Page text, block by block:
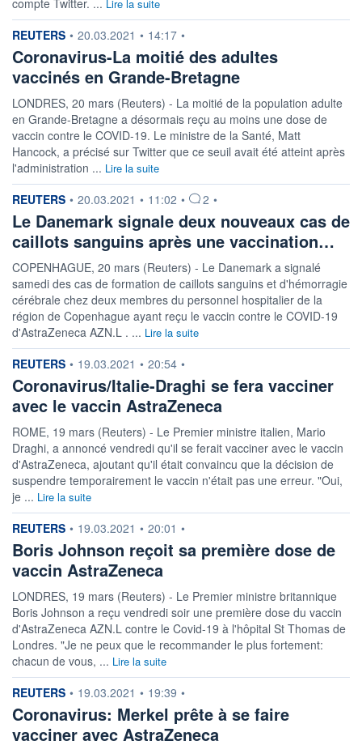
Lire la suite
information fournie par
REUTERS • 20.03.2021 • 14:17 •
Coronavirus-La moitié des adultes
vaccinés en Grande-Bretagne
LONDRES, 20 mars (Reuters) - La moitié de la population adulte
en Grande-Bretagne a désormais reçu au moins une dose de
vaccin contre le COVID-19. Le ministre de la Santé, Matt
Hancock, a précisé sur Twitter que ce seuil avait été atteint après
l'administration ... Lire la suite
information fournie par
REUTERS • 20.03.2021 • 11:02 • 2 •
Le Danemark signale deux nouveaux cas de
caillots sanguins après une vaccination…
COPENHAGUE, 20 mars (Reuters) - Le Danemark a signalé
samedi des cas de formation de caillots sanguins et d'hémorragie
cérébrale chez deux membres du personnel hospitalier de la
région de Copenhague ayant reçu le vaccin contre le COVID-19
d'AstraZeneca AZN.L . ... Lire la suite
information fournie par
REUTERS • 19.03.2021 • 20:54 •
Coronavirus/Italie-Draghi se fera vacciner
avec le vaccin AstraZeneca
ROME, 19 mars (Reuters) - Le Premier ministre italien, Mario
Draghi, a annoncé vendredi qu'il se ferait vacciner avec le vaccin
d'AstraZeneca, ajoutant qu'il était convaincu que la décision de
suspendre temporairement le vaccin n'était pas une erreur. "Oui,
je ... Lire la suite
information fournie par
REUTERS • 19.03.2021 • 20:01 •
Boris Johnson reçoit sa première dose de
vaccin AstraZeneca
LONDRES, 19 mars (Reuters) - Le Premier ministre britannique
Boris Johnson a reçu vendredi soir une première dose du vaccin
d'AstraZeneca AZN.L contre le Covid-19 à l'hôpital St Thomas de
Londres. "Je ne peux que le recommander le plus fortement:
chacun de vous, ... Lire la suite
information fournie par
REUTERS • 19.03.2021 • 19:39 •
Coronavirus: Merkel prête à se faire
vacciner avec AstraZeneca